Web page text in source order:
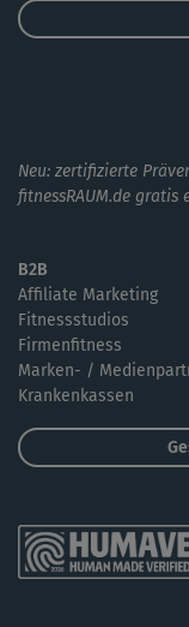
Neu: zertifizierte
fitnessRAUM.de gratis
B2B
Affiliate Marketing
Fitnessstudios
Firmenfitness
Marken- /
Krankenkassen